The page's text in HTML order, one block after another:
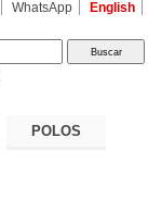
WhatsApp English
POLOS